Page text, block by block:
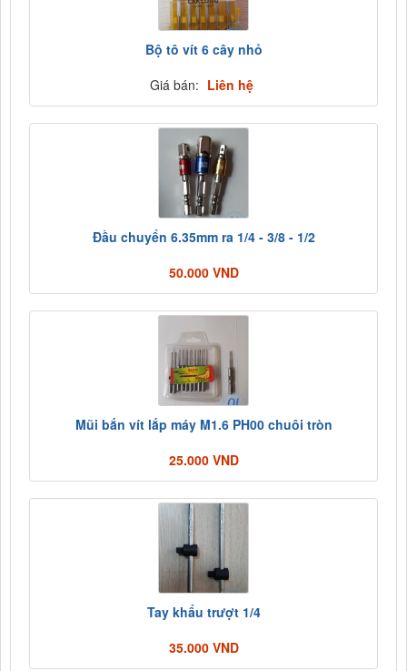
Bộ tô vít 6 cây nhỏ
Giá bán: Liên hệ
Đầu chuyển 6.35mm ra 1/4 - 3/8 - 1/2
50.000 VND
Mũi bắn vít lắp máy M1.6 PH00 chuôi tròn
25.000 VND
Tay khẩu trượt 1/4
35.000 VND